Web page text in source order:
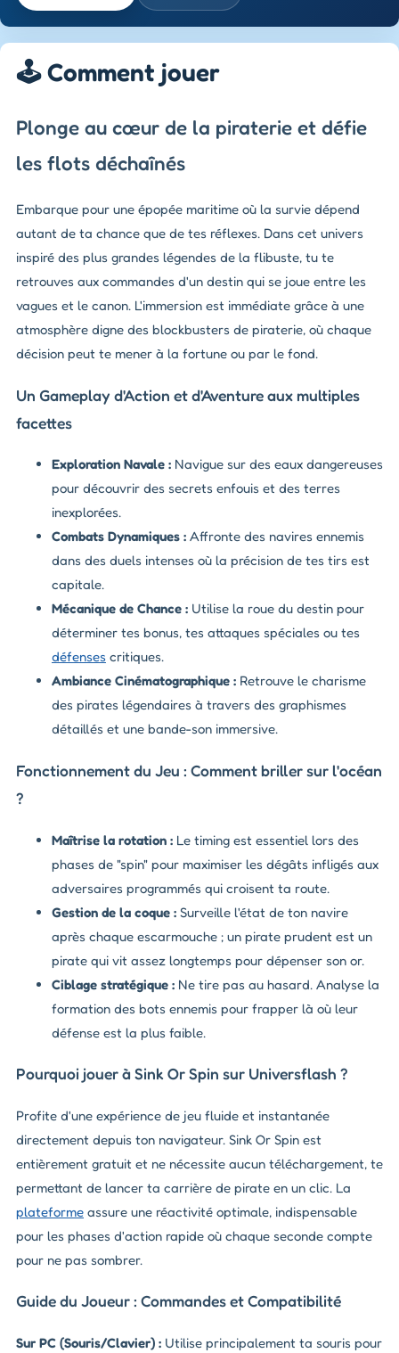
🕹️ Comment jouer
Plonge au cœur de la piraterie et défie
les flots déchaînés
Embarque pour une épopée maritime où la survie dépend
autant de ta chance que de tes réflexes. Dans cet univers
inspiré des plus grandes légendes de la flibuste, tu te
retrouves aux commandes d'un destin qui se joue entre les
vagues et le canon. L'immersion est immédiate grâce à une
atmosphère digne des blockbusters de piraterie, où chaque
décision peut te mener à la fortune ou par le fond.
Un Gameplay d'Action et d'Aventure aux multiples
facettes
Exploration Navale : Navigue sur des eaux dangereuses
pour découvrir des secrets enfouis et des terres
inexplorées.
Combats Dynamiques : Affronte des navires ennemis
dans des duels intenses où la précision de tes tirs est
capitale.
Mécanique de Chance : Utilise la roue du destin pour
déterminer tes bonus, tes attaques spéciales ou tes
défenses critiques.
Ambiance Cinématographique : Retrouve le charisme
des pirates légendaires à travers des graphismes
détaillés et une bande-son immersive.
Fonctionnement du Jeu : Comment briller sur l'océan
?
Maîtrise la rotation : Le timing est essentiel lors des
phases de "spin" pour maximiser les dégâts infligés aux
adversaires programmés qui croisent ta route.
Gestion de la coque : Surveille l'état de ton navire
après chaque escarmouche ; un pirate prudent est un
pirate qui vit assez longtemps pour dépenser son or.
Ciblage stratégique : Ne tire pas au hasard. Analyse la
formation des bots ennemis pour frapper là où leur
défense est la plus faible.
Pourquoi jouer à Sink Or Spin sur Universflash ?
Profite d'une expérience de jeu fluide et instantanée
directement depuis ton navigateur. Sink Or Spin est
entièrement gratuit et ne nécessite aucun téléchargement, te
permettant de lancer ta carrière de pirate en un clic. La
plateforme assure une réactivité optimale, indispensable
pour les phases d'action rapide où chaque seconde compte
pour ne pas sombrer.
Guide du Joueur : Commandes et Compatibilité
Sur PC (Souris/Clavier) : Utilise principalement ta souris pour